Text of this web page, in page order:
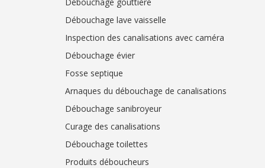
Débouchage lave vaisselle
Inspection des canalisations avec caméra
Débouchage évier
Fosse septique
Arnaques du débouchage de canalisations
Débouchage sanibroyeur
Curage des canalisations
Débouchage toilettes
Produits déboucheurs